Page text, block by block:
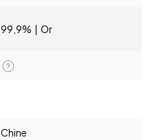
99,9% | Or
Chine